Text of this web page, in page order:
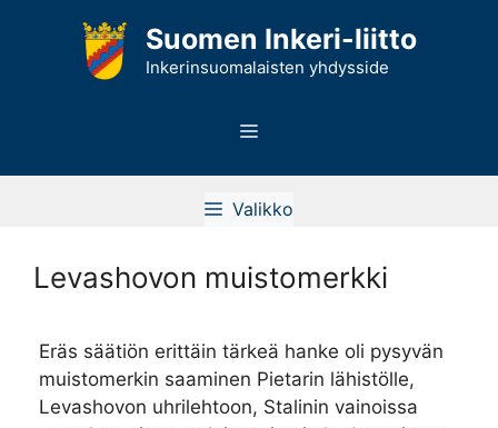
Suomen Inkeri-liitto
Inkerinsuomalaisten yhdysside
Valikko
Valikko
Levashovon muistomerkki
Eräs säätiön erittäin tärkeä hanke oli pysyvän
muistomerkin saaminen Pietarin lähistölle,
Levashovon uhrilehtoon, Stalinin vainoissa